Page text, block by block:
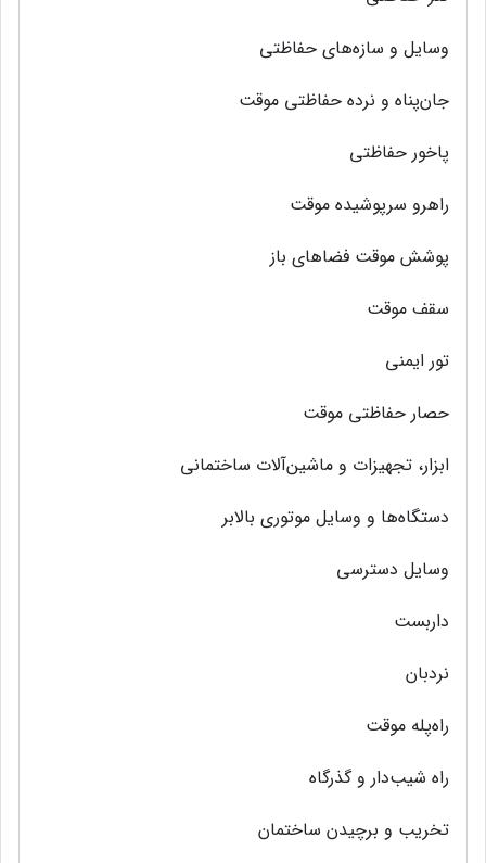
وسایل‌ و سازه‌های‌ حفاظتی‌
جان‌پناه و نرده حفاظتی‌ موقت‌
پاخور حفاظتی‌
راهرو سرپوشیده موقت‌
پوشش‌ موقت‌ فضاهای‌ باز
سقف‌ موقت‌
تور ایمنی‌
حصار حفاظتی‌ موقت‌
ابزار، تجهیزات و ماشین‌آلات ساختمانی‌
دستگاه‌ها و وسایل‌ موتوری‌ بالابر
وسایل‌ دسترسی‌
داربست‌
نردبان
راه‌پله موقت‌
راه شیب‌دار و گذرگاه
تخریب‌ و برچیدن ساختمان